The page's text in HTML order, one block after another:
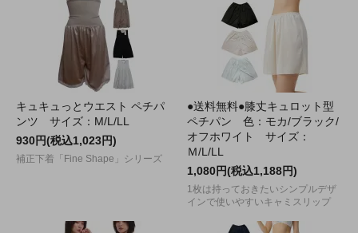
キュキュっとウエスト ペチパ
ンツ サイズ：M/L/LL
930円(税込1,023円)
補正下着「Fine Shape」シリーズ
●送料無料●膝丈キュロット型
ペチパン 色：モカ/ブラック/
オフホワイト サイズ：
Ｍ/L/LL
1,080円(税込1,188円)
1枚は持っておきたいシンプルデザ
インで使いやすいキャミスリップ